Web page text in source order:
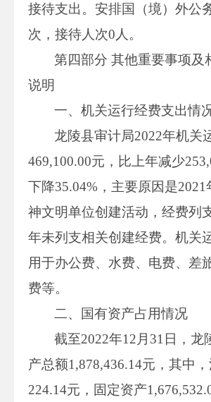
接待支出。安排国（境）外公
次，接待人次0人。
第四部分 其他重要事项及
说明
一、机关运行经费支出情
龙陵县审计局2022年机关
469,100.00元，比上年减少
下降35.04%，主要原因是
神文明单位创建活动，经费列
年未列支相关创建经费。机关
用于办公费、水费、电费、差
费等。
二、国有资产占用情况
截至2022年12月31日，龙
产总额1,878,436.14元，其中
224.14元，固定资产